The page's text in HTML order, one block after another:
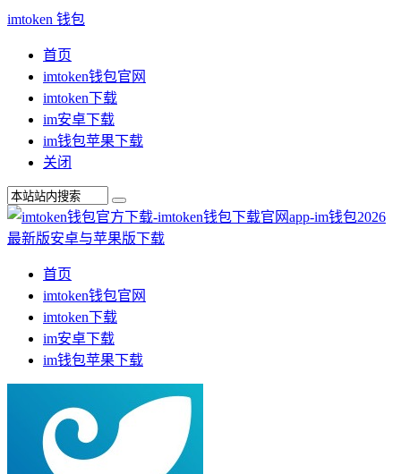
imtoken 钱包
首页
imtoken钱包官网
imtoken下载
im安卓下载
im钱包苹果下载
关闭
首页
imtoken钱包官网
imtoken下载
im安卓下载
im钱包苹果下载